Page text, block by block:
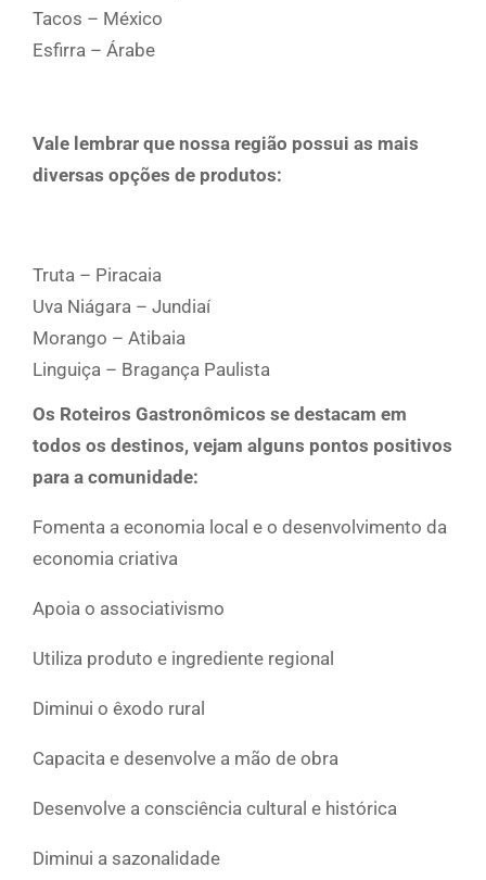
Tacos – México
Esfirra – Árabe
Vale lembrar que nossa região possui as mais
diversas opções de produtos:
Truta – Piracaia
Uva Niágara – Jundiaí
Morango – Atibaia
Linguiça – Bragança Paulista
Os Roteiros Gastronômicos se destacam em
todos os destinos, vejam alguns pontos positivos
para a comunidade:
Fomenta a economia local e o desenvolvimento da
economia criativa
Apoia o associativismo
Utiliza produto e ingrediente regional
Diminui o êxodo rural
Capacita e desenvolve a mão de obra
Desenvolve a consciência cultural e histórica
Diminui a sazonalidade